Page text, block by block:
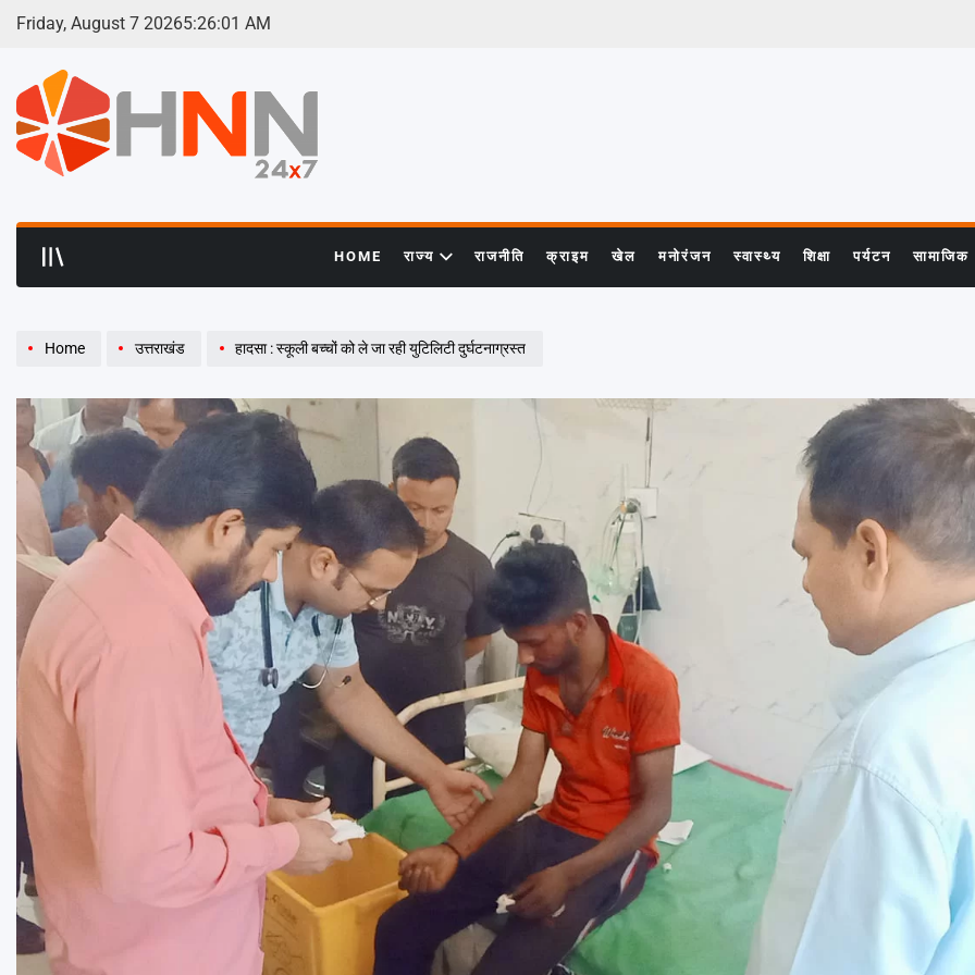
Skip
Friday, August 7 20265:26:02 AM
HOME राज्य राजनीति क्राइम खेल मनोरंजन स्वास्थ्य शिक्षा पर्यटन सामाजिक
Home उत्तराखंड हादसा : स्कूली बच्चों को ले जा रही युटिलिटी दुर्घटनाग्रस्त